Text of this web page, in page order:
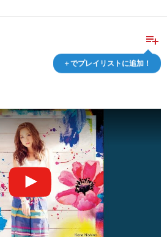
playlist_add
＋でプレイリストに追加！